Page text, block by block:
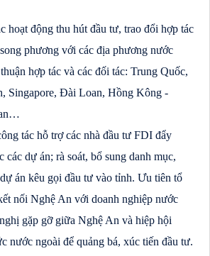
hoạt động thu hút đầu tư, trao đổi hợp tác
phương với các địa phương nước
hợp tác và các đối tác: Trung Quốc,
Singapore, Đài Loan, Hồng Kông -
tác hỗ trợ các nhà đầu tư FDI đẩy
các dự án; rà soát, bổ sung danh mục,
án kêu gọi đầu tư vào tỉnh. Ưu tiên tổ
nối Nghệ An với doanh nghiệp nước
gặp gỡ giữa Nghệ An và hiệp hội
nước ngoài để quảng bá, xúc tiến đầu tư.